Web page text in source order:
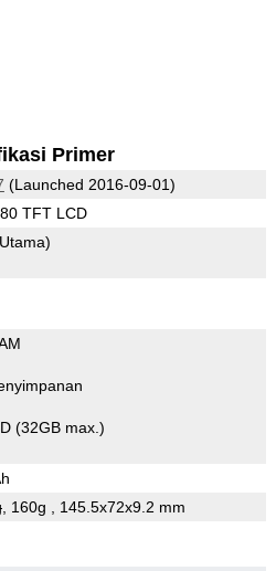
Primer
(Launched 2016-09-01)
TFT LCD
(32GB max.)
, 160g , 145.5x72x9.2 mm